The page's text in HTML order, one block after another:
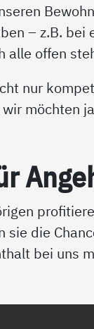
– z.B.
alle offen
nur
möchten
sie die
bei uns